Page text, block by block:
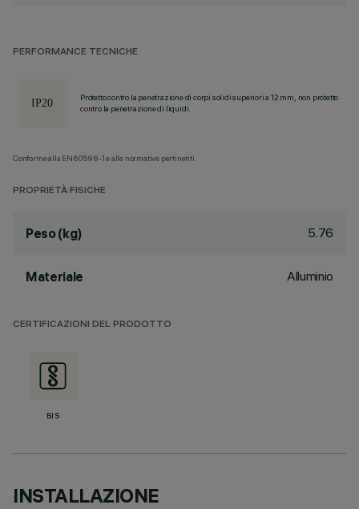
PERFORMANCE TECNICHE
Protetto contro la penetrazione di corpi solidi superiori a 12 mm, non protetto
contro la penetrazione di liquidi.
Conforme alla EN60598-1 e alle normative pertinenti.
PROPRIETÀ FISICHE
Peso (kg) 5.76
Materiale Alluminio
CERTIFICAZIONI DEL PRODOTTO
BIS
INSTALLAZIONE